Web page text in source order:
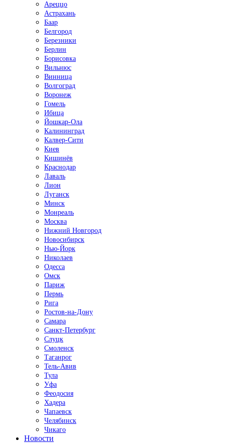
Ареццо
Астрахань
Баар
Белгород
Березники
Берлин
Борисовка
Вильнюс
Винница
Волгоград
Воронеж
Гомель
Ибица
Йошкар-Ола
Калининград
Калвер-Сити
Киев
Кишинёв
Краснодар
Лаваль
Лион
Луганск
Минск
Монреаль
Москва
Нижний Новгород
Новосибирск
Нью-Йорк
Николаев
Одесса
Омск
Париж
Пермь
Рига
Ростов-на-Дону
Самара
Санкт-Петербург
Слуцк
Смоленск
Таганрог
Тель-Авив
Тула
Уфа
Феодосия
Хадера
Чапаевск
Челябинск
Чикаго
Новости